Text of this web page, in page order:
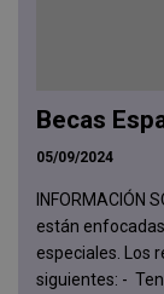
Becas
05/09/2024
INFORMACIÓN
están
especiales. Los
siguientes: -